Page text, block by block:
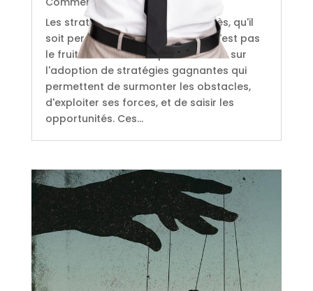
Les stratégies gagnantes Le succès, qu'il
soit personnel ou professionnel, n'est pas
le fruit du hasard. Il repose souvent sur
l'adoption de stratégies gagnantes qui
permettent de surmonter les obstacles,
d'exploiter ses forces, et de saisir les
opportunités. Ces...